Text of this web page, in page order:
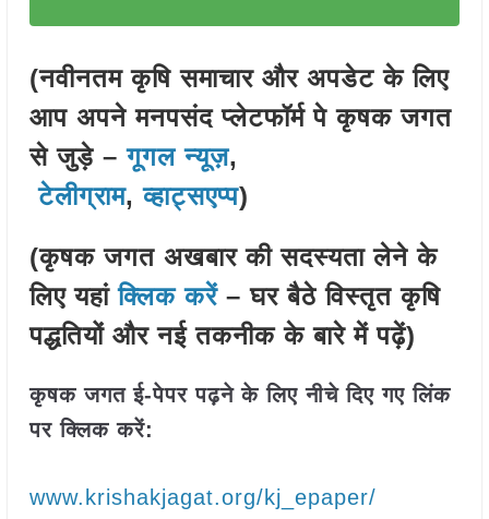
(नवीनतम कृषि समाचार और अपडेट के लिए
आप अपने मनपसंद प्लेटफॉर्म पे कृषक जगत
से जुड़े – गूगल न्यूज़,
टेलीग्राम,व्हाट्सएप्प)
(कृषक जगत अखबार की सदस्यता लेने के
लिए यहांक्लिक करें– घर बैठे विस्तृत कृषि
पद्धतियों और नई तकनीक के बारे में पढ़ें)
कृषक जगत ई-पेपर पढ़ने के लिए नीचे दिए गए लिंक
पर क्लिक करें:
www.krishakjagat.org/kj_epaper/